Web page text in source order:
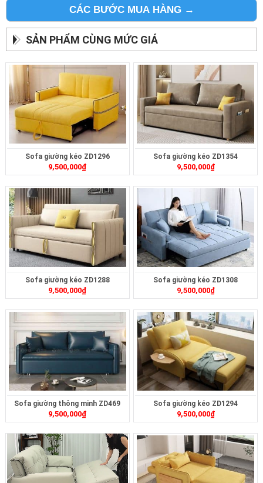
CÁC BƯỚC MUA HÀNG →
SẢN PHẨM CÙNG MỨC GIÁ
Sofa giường kéo ZD1296
9,500,000₫
Sofa giường kéo ZD1354
9,500,000₫
Sofa giường kéo ZD1288
9,500,000₫
Sofa giường kéo ZD1308
9,500,000₫
Sofa giường thông minh ZD469
9,500,000₫
Sofa giường kéo ZD1294
9,500,000₫